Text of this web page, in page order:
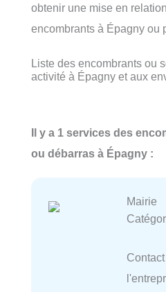
obtenir une mise en
encombrants à Épagny ou
Liste des encombrants ou
activité à Épagny et aux
Il y a 1 services des
ou débarras à Épagny :
Mairie